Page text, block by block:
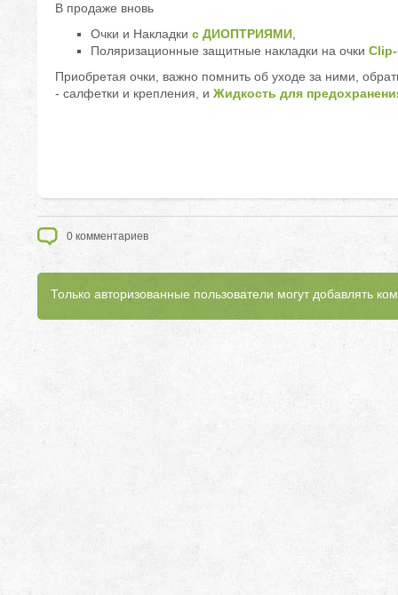
В продаже вновь
Очки и Накладки с ДИОПТРИЯМИ
Поляризационные защитные накладки на очки
Приобретая очки, важно помнить об уходе за ними,
- салфетки и крепления, и Жидкость для
0 комментариев
Только авторизованные пользователи могут добавлять